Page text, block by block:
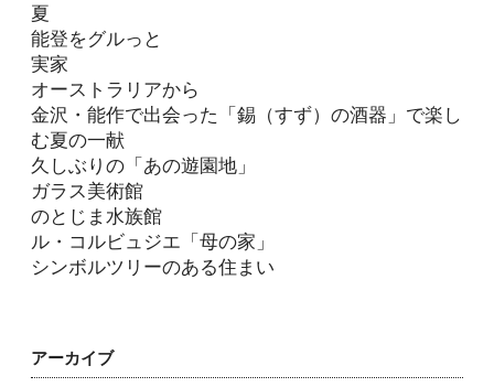
夏
能登をグルっと
実家
オーストラリアから
金沢・能作で出会った「錫（すず）の酒器」で楽し
む夏の一献
久しぶりの「あの遊園地」
ガラス美術館
のとじま水族館
ル・コルビュジエ「母の家」
シンボルツリーのある住まい
アーカイブ